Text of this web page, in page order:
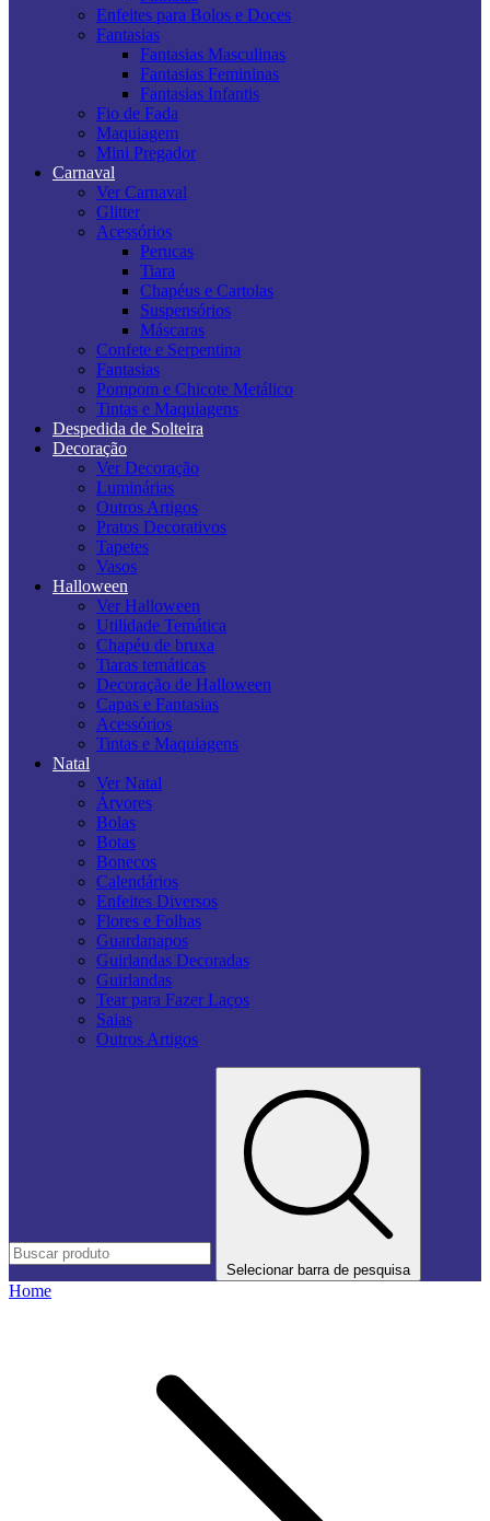
Enfeites para Bolos e Doces
Fantasias
Fantasias Masculinas
Fantasias Femininas
Fantasias Infantis
Fio de Fada
Maquiagem
Mini Pregador
Carnaval
Ver Carnaval
Glitter
Acessórios
Perucas
Tiara
Chapéus e Cartolas
Suspensórios
Máscaras
Confete e Serpentina
Fantasias
Pompom e Chicote Metálico
Tintas e Maquiagens
Despedida de Solteira
Decoração
Ver Decoração
Luminárias
Outros Artigos
Pratos Decorativos
Tapetes
Vasos
Halloween
Ver Halloween
Utilidade Temática
Chapéu de bruxa
Tiaras temáticas
Decoração de Halloween
Capas e Fantasias
Acessórios
Tintas e Maquiagens
Natal
Ver Natal
Árvores
Bolas
Botas
Bonecos
Calendários
Enfeites Diversos
Flores e Folhas
Guardanapos
Guirlandas Decoradas
Guirlandas
Tear para Fazer Laços
Saias
Outros Artigos
Selecionar barra de pesquisa
Home